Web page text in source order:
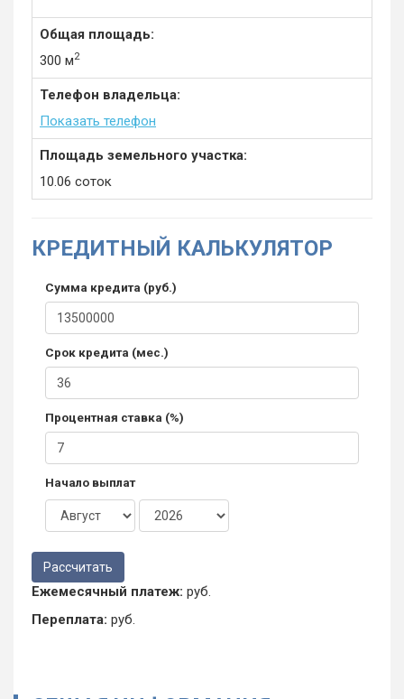
Общая площадь:
300 м2
Телефон владельца:
Показать телефон
Площадь земельного участка:
10.06 соток
КРЕДИТНЫЙ КАЛЬКУЛЯТОР
Сумма кредита (руб.)
Срок кредита (мес.)
Процентная ставка (%)
Начало выплат
Ежемесячный платеж: руб.
Переплата: руб.